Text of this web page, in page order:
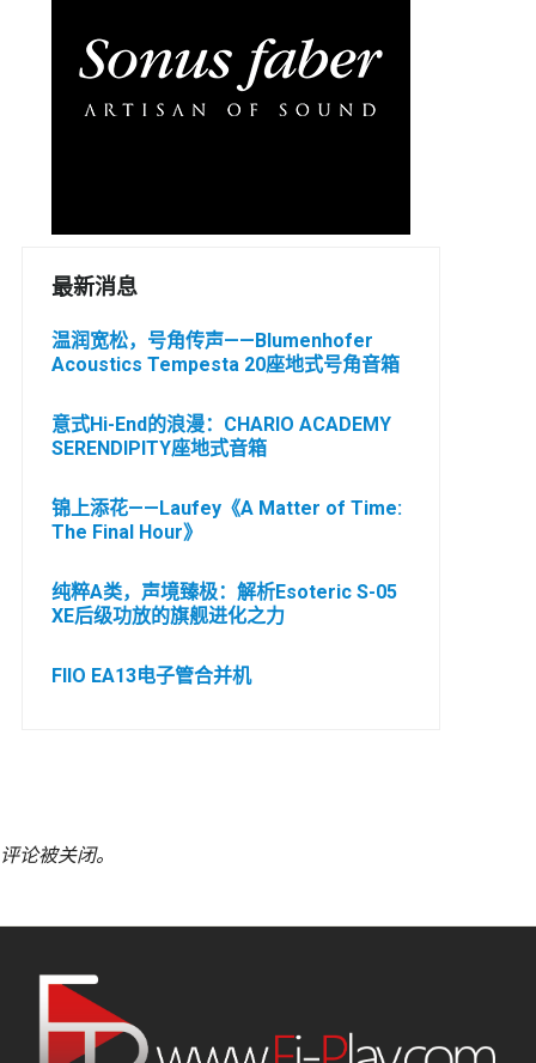
最新消息
温润宽松，号角传声——Blumenhofer
Acoustics Tempesta 20座地式号角音箱
意式Hi-End的浪漫：CHARIO ACADEMY
SERENDIPITY座地式音箱
锦上添花——Laufey《A Matter of Time:
The Final Hour》
纯粹A类，声境臻极：解析Esoteric S-05
XE后级功放的旗舰进化之力
FIIO EA13电子管合并机
评论被关闭。